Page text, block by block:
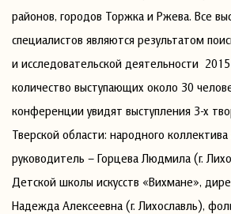
районов, городов Торжка и Ржева. Все
специалистов являются результатом
и исследовательской деятельности
количество выступающих около 30
конференции увидят выступления 3-х
Тверской области: народного
руководитель – Горцева Людмила (г.
Детской школы искусств «Вихмане»,
Надежда Алексеевна (г. Лихославль),